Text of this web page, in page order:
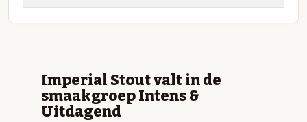
Imperial Stout valt in de
smaakgroep Intens &
Uitdagend